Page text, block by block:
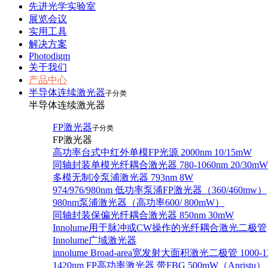
先进光学实验室
展览会议
实用工具
解决方案
Photodigm
关于我们
产品中心
半导体连续激光器子分类
半导体连续激光器
FP激光器子分类
FP激光器
高功率台式中红外单模FP光源 2000nm 10/15mW
同轴封装单模光纤耦合激光器 780-1060nm 20/30mW
多模无制冷泵浦激光器 793nm 8W
974/976/980nm 低功率泵浦FP激光器（360/460mw）
980nm泵浦激光器（高功率600/ 800mW）
同轴封装保偏光纤耦合激光器 850nm 30mW
Innolume用于脉冲或CW操作的光纤耦合激光二极管
Innolume广域激光器
innolume Broad-area宽发射大面积激光二极管 1000-
1420nm FP高功率激光器 带FBG 500mW（Anristu）